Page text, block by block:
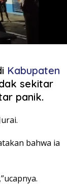
Kabupaten
sekitar
panik.
bahwa ia